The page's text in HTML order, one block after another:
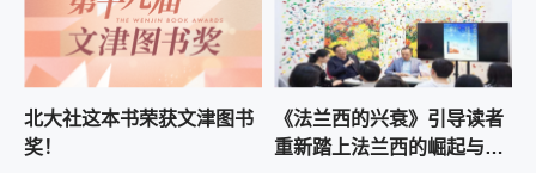
《北京城史记 元代卷》溯源元大都营建脉络 解
码北京中轴线起点
2026-08-05 16:09:22
全国青少年科学实验能力大赛北京赛区决赛颁
奖仪式暨首都青少年科学实验能力展示活动在
北大社这本书荣获文津图书
奖！
《法兰西的兴衰》引导读者
重新踏上法兰西的崛起与衰